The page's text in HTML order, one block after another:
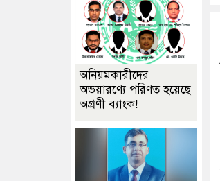
অনিয়মকারীদের
অভয়ারণ্যে পরিণত হয়েছে
অগ্রণী ব্যাংক!